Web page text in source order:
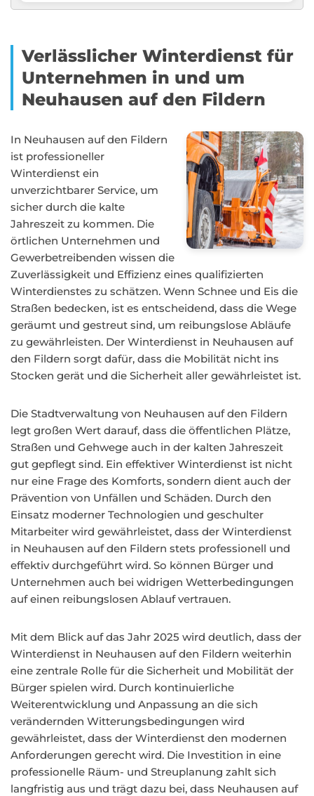
Verlässlicher Winterdienst für
Unternehmen in und um
Neuhausen auf den Fildern
In Neuhausen auf den Fildern
ist professioneller
Winterdienst ein
unverzichtbarer Service, um
sicher durch die kalte
Jahreszeit zu kommen. Die
örtlichen Unternehmen und
Gewerbetreibenden wissen die
Zuverlässigkeit und Effizienz eines qualifizierten
Winterdienstes zu schätzen. Wenn Schnee und Eis die
Straßen bedecken, ist es entscheidend, dass die Wege
geräumt und gestreut sind, um reibungslose Abläufe
zu gewährleisten. Der Winterdienst in Neuhausen auf
den Fildern sorgt dafür, dass die Mobilität nicht ins
Stocken gerät und die Sicherheit aller gewährleistet ist.
Die Stadtverwaltung von Neuhausen auf den Fildern
legt großen Wert darauf, dass die öffentlichen Plätze,
Straßen und Gehwege auch in der kalten Jahreszeit
gut gepflegt sind. Ein effektiver Winterdienst ist nicht
nur eine Frage des Komforts, sondern dient auch der
Prävention von Unfällen und Schäden. Durch den
Einsatz moderner Technologien und geschulter
Mitarbeiter wird gewährleistet, dass der Winterdienst
in Neuhausen auf den Fildern stets professionell und
effektiv durchgeführt wird. So können Bürger und
Unternehmen auch bei widrigen Wetterbedingungen
auf einen reibungslosen Ablauf vertrauen.
Mit dem Blick auf das Jahr 2025 wird deutlich, dass der
Winterdienst in Neuhausen auf den Fildern weiterhin
eine zentrale Rolle für die Sicherheit und Mobilität der
Bürger spielen wird. Durch kontinuierliche
Weiterentwicklung und Anpassung an die sich
verändernden Witterungsbedingungen wird
gewährleistet, dass der Winterdienst den modernen
Anforderungen gerecht wird. Die Investition in eine
professionelle Räum- und Streuplanung zahlt sich
langfristig aus und trägt dazu bei, dass Neuhausen auf